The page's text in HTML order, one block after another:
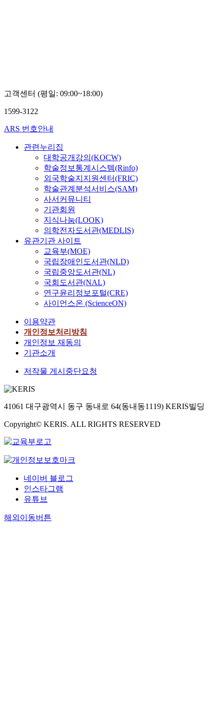
고객센터 (평일: 09:00~18:00)
1599-3122
ARS 번호안내
관련누리집
대학공개강의(KOCW)
학술정보통계시스템(Rinfo)
외국학술지지원센터(FRIC)
학술관계분석서비스(SAM)
사서커뮤니티
기관회원
지식나눔(LOOK)
의학전자도서관(MEDLIS)
유관기관 사이트
교육부(MOE)
국립장애인도서관(NLD)
국립중앙도서관(NL)
국회도서관(NAL)
연구윤리정보포털(CRE)
사이언스온 (ScienceON)
이용약관
개인정보처리방침
개인정보 재동의
기관소개
저작물 게시중단요청
41061 대구광역시 동구 동내로 64(동내동1119) KERIS빌딩
Copyright© KERIS. ALL RIGHTS RESERVED
네이버 블로그
인스타그램
유튜브
해외이동버튼